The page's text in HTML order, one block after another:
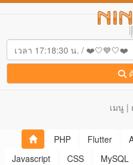
เมนู |
PHP Flutter
Javascript
CSS MySQL